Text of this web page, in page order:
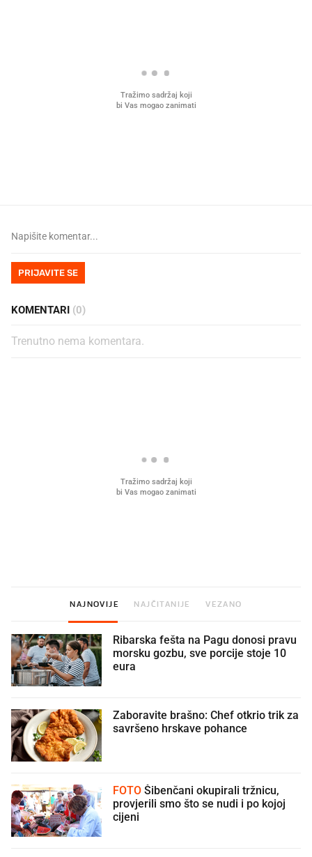
PRIJAVITE SE
KOMENTARI (0)
Trenutno nema komentara.
NAJNOVIJE NAJČITANIJE VEZANO
Ribarska fešta na Pagu donosi pravu
morsku gozbu, sve porcije stoje 10
eura
Zaboravite brašno: Chef otkrio trik za
savršeno hrskave pohance
FOTO
provjerili smo što se nudi i po kojoj
cijeni